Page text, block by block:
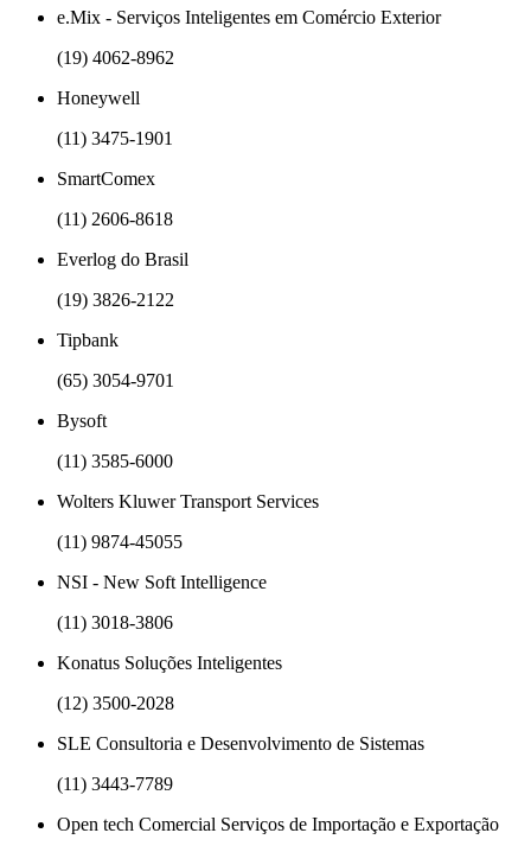
e.Mix - Serviços Inteligentes em Comércio Exterior
(19) 4062-8962
Honeywell
(11) 3475-1901
SmartComex
(11) 2606-8618
Everlog do Brasil
(19) 3826-2122
Tipbank
(65) 3054-9701
Bysoft
(11) 3585-6000
Wolters Kluwer Transport Services
(11) 9874-45055
NSI - New Soft Intelligence
(11) 3018-3806
Konatus Soluções Inteligentes
(12) 3500-2028
SLE Consultoria e Desenvolvimento de Sistemas
(11) 3443-7789
Open tech Comercial Serviços de Importação e Exportação